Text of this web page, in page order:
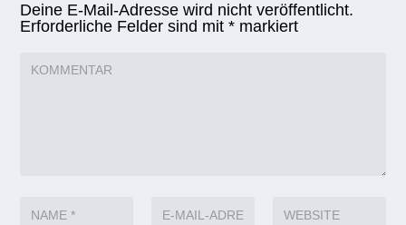
Deine E-Mail-Adresse wird nicht veröffentlicht.
Erforderliche Felder sind mit* markiert